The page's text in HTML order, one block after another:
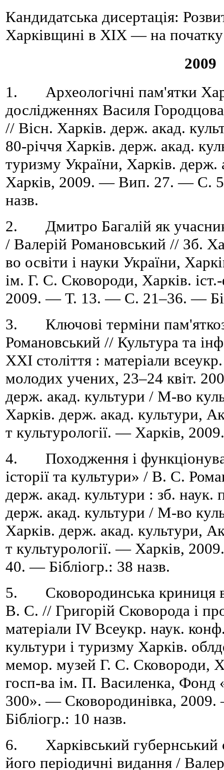
Кандидатська дисертація:
Харківщині в ХІХ — на
2009
1. Археологічні пам'ятки
дослідженнях Василя
// Вісн. Харків. держ. акад.
80-річчя Харків. держ. акад.
туризму України, Харків.
Харків, 2009. — Вип. 27. — C.
назв.
2. Дмитро Багалій як учасник
/ Валерій Романовський // Зб.
во освіти і науки України,
ім. Г. С. Сковороди, Харків.
2009. — Т. 13. — C. 21–36. —
3. Ключові терміни
Романовський // Культура та
ХХІ століття : матеріали
молодих учених, 23–24 квіт.
держ. акад. культури / М-во
Харків. держ. акад. культури,
т культурології. — Харків,
4. Походження і
історії та культури» / В. С.
держ. акад. культури : зб. наук.
держ. акад. культури / М-во
Харків. держ. акад. культури,
т культурології. — Харків,
40. — Бібліогр.: 38 назв.
5. Сковородинська криниця в
В. С. // Григорій Сковорода і
матеріали IV Всеукр. наук.
культури і туризму Харків.
мемор. музей Г. С. Сковороди,
госп-ва ім. П. Василенка, Фонд
300». — Сковородинівка,
Бібліогр.: 10 назв.
6. Харківський губернський
його періодичні видання /